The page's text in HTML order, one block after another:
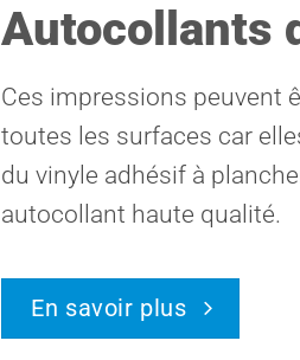
Autocollants
Ces impressions peuvent
toutes les surfaces car
du vinyle adhésif à
autocollant haute qualité.
En savoir plus